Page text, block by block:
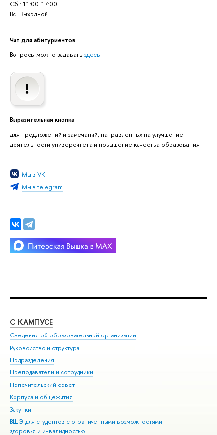
Сб.: 11:00-17:00
Вс.: Выходной
Чат для абитуриентов
Вопросы можно задаватьздесь
Выразительная кнопка
для предложений и замечаний, направленных на улучшение
деятельности университета и повышение качества образования
Мы в VK
Мы в telegram
О КАМПУСЕ
Сведения об образовательной организации
Руководство и структура
Подразделения
Преподаватели и сотрудники
Попечительский совет
Корпуса и общежития
Закупки
ВШЭ для студентов с ограниченными возможностями
здоровья и инвалидностью